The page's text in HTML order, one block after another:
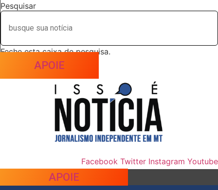
Pesquisar
Feche esta caixa de pesquisa.
APOIE
Facebook Twitter Instagram Youtube
APOIE